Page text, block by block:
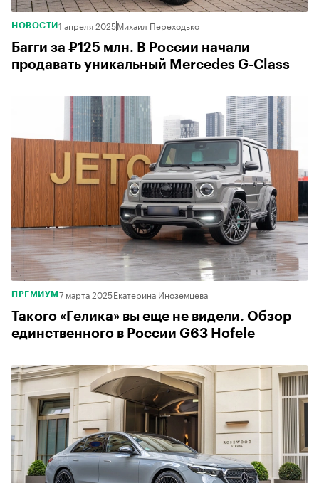
НОВОСТИ 1 апреля 2025Михаил Переходько
Багги за ₽125 млн. В России начали
продавать уникальный Mercedes G-Class
ПРЕМИУМ 7 марта 2025Екатерина Иноземцева
Такого «Гелика» вы еще не видели. Обзор
единственного в России G63 Hofele